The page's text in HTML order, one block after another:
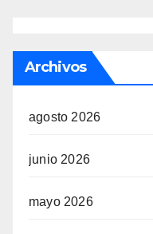
Archivos
agosto 2026
junio 2026
mayo 2026